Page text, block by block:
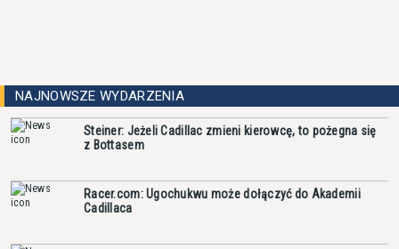
NAJNOWSZE WYDARZENIA
Steiner: Jeżeli Cadillac zmieni kierowcę, to pożegna się
z Bottasem
Racer.com: Ugochukwu może dołączyć do Akademii
Cadillaca